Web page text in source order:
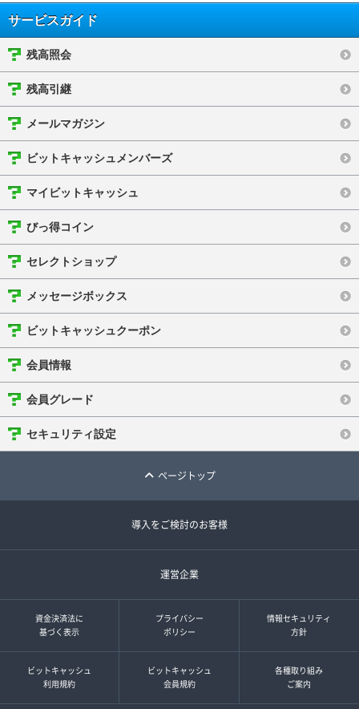
サービスガイド
残高照会
残高引継
メールマガジン
ビットキャッシュメンバーズ
マイビットキャッシュ
びっ得コイン
セレクトショップ
メッセージボックス
ビットキャッシュクーポン
会員情報
会員グレード
セキュリティ設定
ページトップ
導入をご検討のお客様
運営企業
資金決済法に
基づく表示
プライバシー
ポリシー
情報セキュリティ
方針
ビットキャッシュ
利用規約
ビットキャッシュ
会員規約
各種取り組み
ご案内